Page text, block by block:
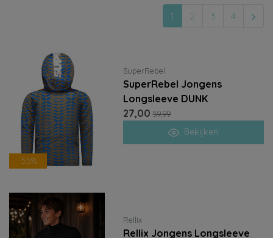
1 2 3 4
-55%
SuperRebel
SuperRebel Jongens
Longsleeve DUNK
27,00 59,99
Bekijken
Rellix
Rellix Jongens Longsleeve